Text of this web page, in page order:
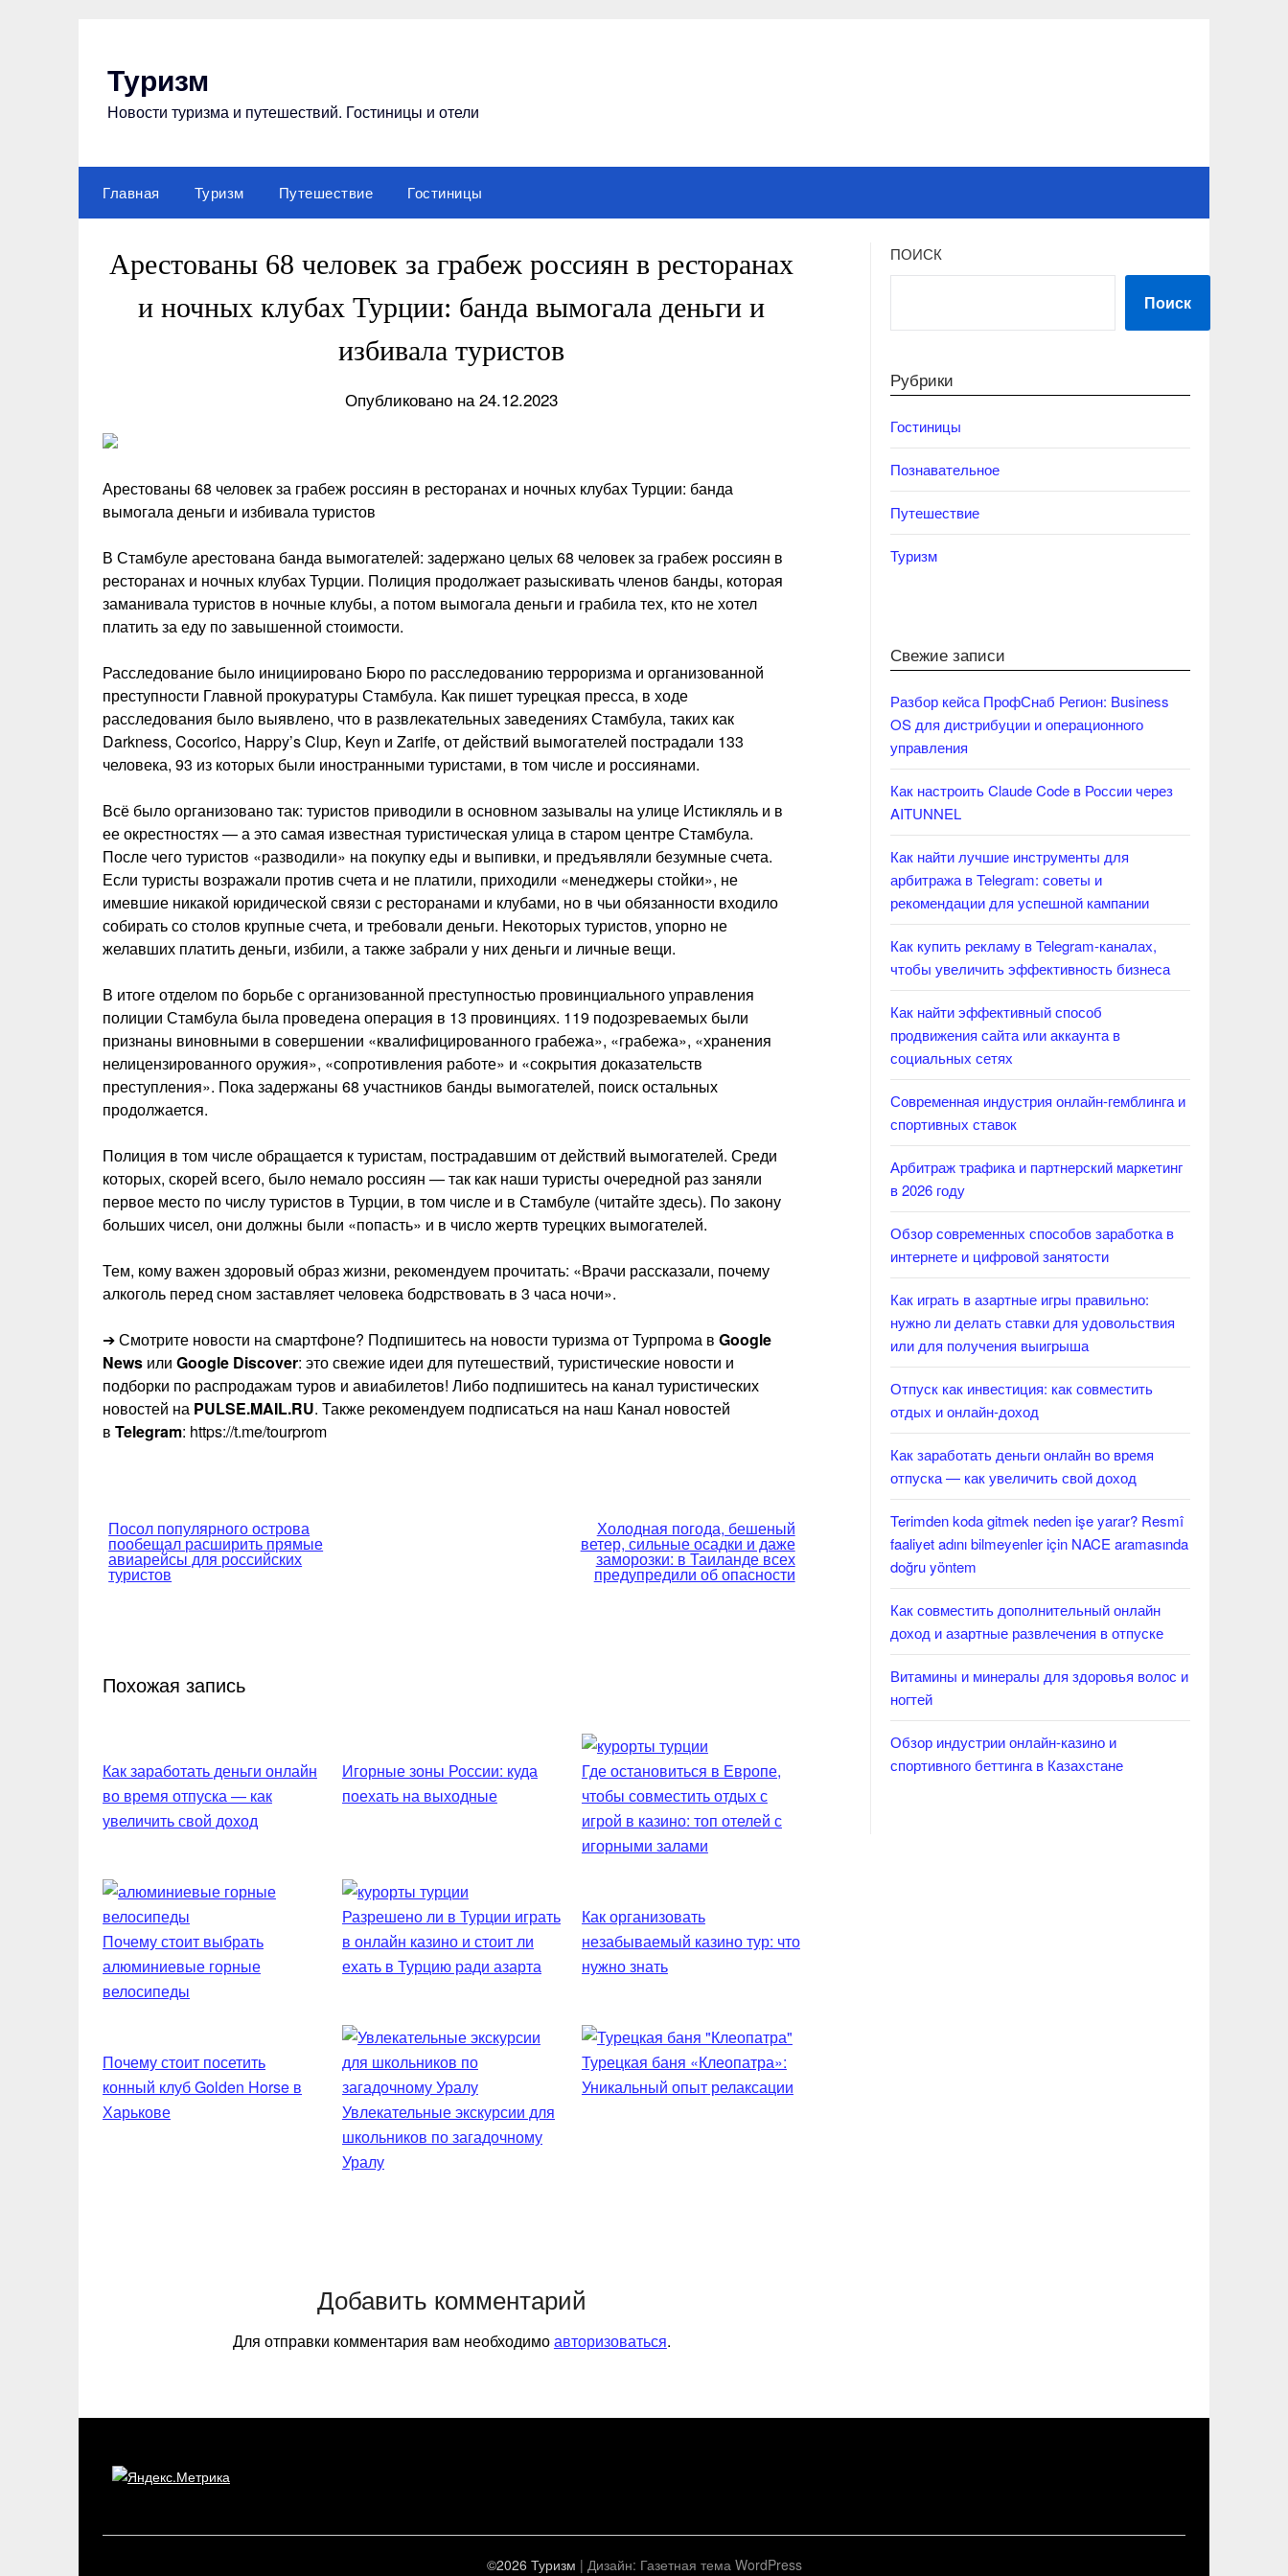
Туризм
Новости туризма и путешествий. Гостиницы и отели
Главная Туризм Путешествие Гостиницы
Арестованы 68 человек за грабеж россиян в ресторанах
и ночных клубах Турции: банда вымогала деньги и
избивала туристов
Опубликовано на 24.12.2023
Арестованы 68 человек за грабеж россиян в ресторанах и ночных клубах Турции: банда
вымогала деньги и избивала туристов
В Стамбуле арестована банда вымогателей: задержано целых 68 человек за грабеж россиян в
ресторанах и ночных клубах Турции. Полиция продолжает разыскивать членов банды, которая
заманивала туристов в ночные клубы, а потом вымогала деньги и грабила тех, кто не хотел
платить за еду по завышенной стоимости.
Расследование было инициировано Бюро по расследованию терроризма и организованной
преступности Главной прокуратуры Стамбула. Как пишет турецкая пресса, в ходе
расследования было выявлено, что в развлекательных заведениях Стамбула, таких как
Darkness, Cocorico, Happy’s Clup, Keyn и Zarife, от действий вымогателей пострадали 133
человека, 93 из которых были иностранными туристами, в том числе и россиянами.
Всё было организовано так: туристов приводили в основном зазывалы на улице Истикляль и в
ее окрестностях — а это самая известная туристическая улица в старом центре Стамбула.
После чего туристов «разводили» на покупку еды и выпивки, и предъявляли безумные счета.
Если туристы возражали против счета и не платили, приходили «менеджеры стойки», не
имевшие никакой юридической связи с ресторанами и клубами, но в чьи обязанности входило
собирать со столов крупные счета, и требовали деньги. Некоторых туристов, упорно не
желавших платить деньги, избили, а также забрали у них деньги и личные вещи.
В итоге отделом по борьбе с организованной преступностью провинциального управления
полиции Стамбула была проведена операция в 13 провинциях. 119 подозреваемых были
признаны виновными в совершении «квалифицированного грабежа», «грабежа», «хранения
нелицензированного оружия», «сопротивления работе» и «сокрытия доказательств
преступления». Пока задержаны 68 участников банды вымогателей, поиск остальных
продолжается.
Полиция в том числе обращается к туристам, пострадавшим от действий вымогателей. Среди
которых, скорей всего, было немало россиян — так как наши туристы очередной раз заняли
первое место по числу туристов в Турции, в том числе и в Стамбуле (читайте здесь). По закону
больших чисел, они должны были «попасть» и в число жертв турецких вымогателей.
Тем, кому важен здоровый образ жизни, рекомендуем прочитать: «Врачи рассказали, почему
алкоголь перед сном заставляет человека бодрствовать в 3 часа ночи».
➔ Смотрите новости на смартфоне? Подпишитесь на новости туризма от Турпрома в Google
News или Google Discover: это свежие идеи для путешествий, туристические новости и
подборки по распродажам туров и авиабилетов! Либо подпишитесь на канал туристических
новостей на PULSE.MAIL.RU. Также рекомендуем подписаться на наш Канал новостей
в Telegram: https://t.me/tourprom
Навигация
записям
Посол популярного острова
пообещал расширить прямые
авиарейсы для российских
туристов
Холодная погода, бешеный
ветер, сильные осадки и даже
заморозки: в Таиланде всех
предупредили об опасности
Похожая запись
Как заработать деньги онлайн
во время отпуска — как
увеличить свой доход
Игорные зоны России: куда
поехать на выходные
Где остановиться в Европе,
чтобы совместить отдых с
игрой в казино: топ отелей с
игорными залами
Почему стоит выбрать
алюминиевые горные
велосипеды
Разрешено ли в Турции играть
в онлайн казино и стоит ли
ехать в Турцию ради азарта
Как организовать
незабываемый казино тур: что
нужно знать
Почему стоит посетить
конный клуб Golden Horse в
Харькове
Увлекательные экскурсии для
школьников по загадочному
Уралу
Турецкая баня «Клеопатра»:
Уникальный опыт релаксации
Добавить комментарий
Для отправки комментария вам необходимоавторизоваться.
ПОИСК
Поиск
Рубрики
Гостиницы
Познавательное
Путешествие
Туризм
Свежие записи
Разбор кейса ПрофСнаб Регион: Business
OS для дистрибуции и операционного
управления
Как настроить Claude Code в России через
AITUNNEL
Как найти лучшие инструменты для
арбитража в Telegram: советы и
рекомендации для успешной кампании
Как купить рекламу в Telegram-каналах,
чтобы увеличить эффективность бизнеса
Как найти эффективный способ
продвижения сайта или аккаунта в
социальных сетях
Современная индустрия онлайн-гемблинга и
спортивных ставок
Арбитраж трафика и партнерский маркетинг
в 2026 году
Обзор современных способов заработка в
интернете и цифровой занятости
Как играть в азартные игры правильно:
нужно ли делать ставки для удовольствия
или для получения выигрыша
Отпуск как инвестиция: как совместить
отдых и онлайн-доход
Как заработать деньги онлайн во время
отпуска — как увеличить свой доход
Terimden koda gitmek neden işe yarar? Resmî
faaliyet adını bilmeyenler için NACE aramasında
doğru yöntem
Как совместить дополнительный онлайн
доход и азартные развлечения в отпуске
Витамины и минералы для здоровья волос и
ногтей
Обзор индустрии онлайн-казино и
спортивного беттинга в Казахстане
©2026 Туризм | Дизайн: Газетная тема WordPress